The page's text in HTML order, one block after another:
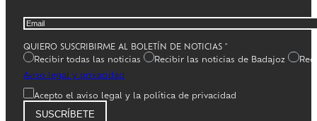
QUIERO SUSCRIBIRME AL BOLETÍN DE NOTICIAS *
Recibir todas las noticias
Recibir las noticias de Badajoz
Aviso legal y privacidad
Acepto el aviso legal y la política de privacidad
SUSCRÍBETE